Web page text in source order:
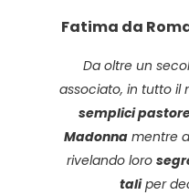
Fatima da
Da oltre un
associato, in tutto il
semplici
Madonnamentre
rivelando loro
taliper